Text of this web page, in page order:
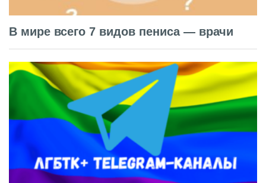
В мире всего 7 видов пениса — врачи